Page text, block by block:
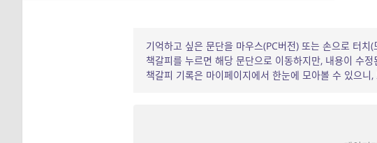
기억하고 싶은 문단을 마우스(PC버전) 또는 손으로 터
책갈피를 누르면 해당 문단으로 이동하지만, 내용이 수
책갈피 기록은 마이페이지에서 한눈에 모아볼 수 있으